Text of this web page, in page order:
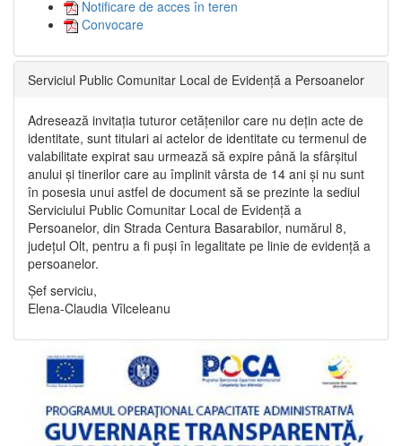
Notificare de acces în teren
Convocare
Serviciul Public Comunitar Local de Evidență a Persoanelor
Adresează invitația tuturor cetățenilor care nu dețin acte de
identitate, sunt titulari ai actelor de identitate cu termenul de
valabilitate expirat sau urmează să expire până la sfârșitul
anului și tinerilor care au împlinit vârsta de 14 ani și nu sunt
în posesia unui astfel de document să se prezinte la sediul
Serviciului Public Comunitar Local de Evidență a
Persoanelor, din Strada Centura Basarabilor, numărul 8,
județul Olt, pentru a fi puși în legalitate pe linie de evidență a
persoanelor.
Șef serviciu,
Elena-Claudia Vîlceleanu